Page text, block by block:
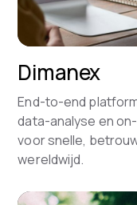
Dimanex
End-to-end
data-analyse en
voor snelle,
wereldwijd.